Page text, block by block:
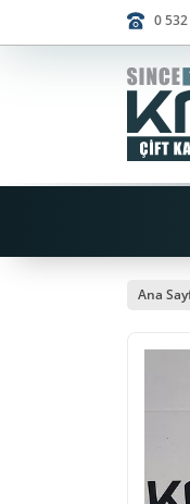
0
Ana